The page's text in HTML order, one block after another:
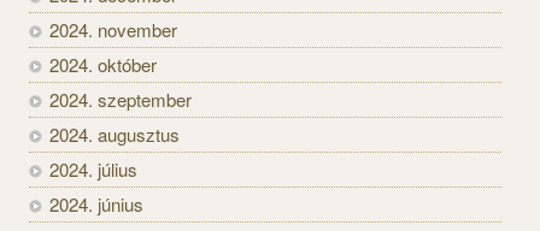
2024. november
2024. október
2024. szeptember
2024. augusztus
2024. július
2024. június